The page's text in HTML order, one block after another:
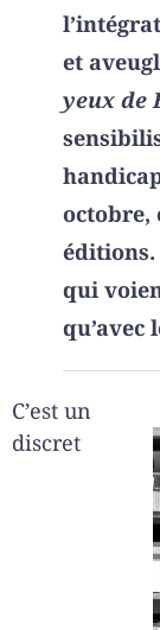
et
yeux de
octobre,
éditions.
qui
qu’avec
C’est un
discret